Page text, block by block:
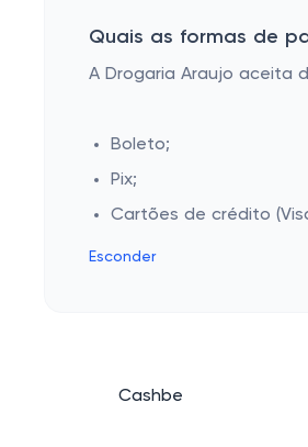
Quais as formas de
A Drogaria Araujo aceita
Boleto;
Pix;
Cartões de crédito
Esconder
Cashbe